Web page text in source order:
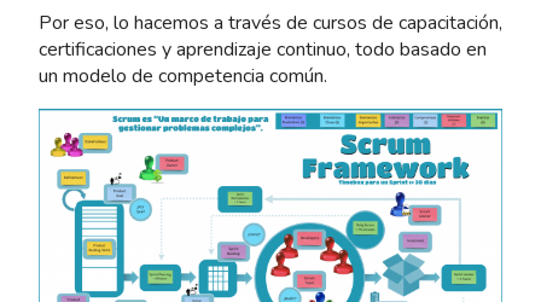
Por eso, lo hacemos a través de cursos de capacitación,
certificaciones y aprendizaje continuo, todo basado en
un modelo de competencia común.